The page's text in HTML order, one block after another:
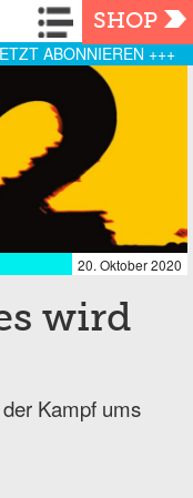
Navigation
SHOP
ABONNIEREN +++
20. Oktober 2020
wird
Kampf ums